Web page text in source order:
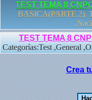
TEST TEMA 8
BASICA(PARTE 2).
TEST TEMA 8 CNP
Categorías:Test ,General
Crea